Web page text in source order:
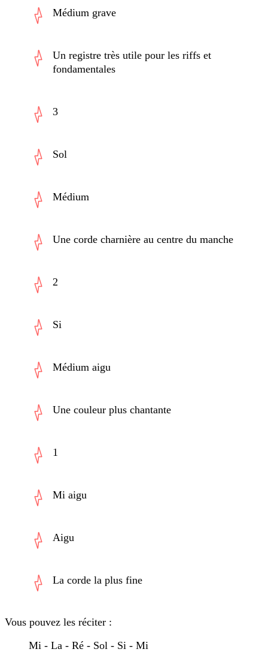
Médium grave
Un registre très utile pour les riffs et
fondamentales
3
Sol
Médium
Une corde charnière au centre du manche
2
Si
Médium aigu
Une couleur plus chantante
1
Mi aigu
Aigu
La corde la plus fine
Vous pouvez les réciter :
Mi - La - Ré - Sol - Si - Mi